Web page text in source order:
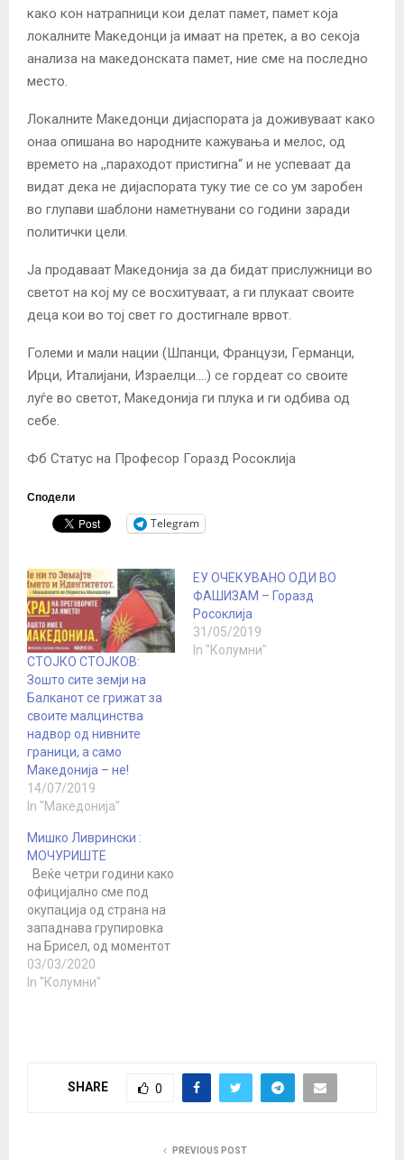
како кон натрапници кои делат памет, памет која
локалните Македонци ја имаат на претек, а во секоја
анализа на македонската памет, ние сме на последно
место.
Локалните Македонци дијаспората ја доживуваат како
онаа опишана во народните кажувања и мелос, од
времето на ,,параходот пристигна“ и не успеваат да
видат дека не дијаспората туку тие се со ум заробен
во глупави шаблони наметнувани со години заради
политички цели.
Ја продаваат Македонија за да бидат прислужници во
светот на кој му се восхитуваат, а ги плукаат своите
деца кои во тој свет го достигнале врвот.
Големи и мали нации (Шпанци, Французи, Германци,
Ирци, Италијани, Израелци….) се гордеат со своите
луѓе во светот, Македонија ги плука и ги одбива од
себе.
Фб Статус на Професор Горазд Росоклија
Сподели
Telegram
СТОЈКО СТОЈКОВ:
Зошто сите земји на
Балканот се грижат за
своите малцинства
надвор од нивните
граници, а само
Македонија – не!
14/07/2019
In "Македонија"
ЕУ ОЧЕКУВАНО ОДИ ВО
ФАШИЗАМ – Горазд
Росоклија
31/05/2019
In "Колумни"
Мишко Ливрински :
МОЧУРИШТЕ
Веќе четри години како
официјално сме под
окупација од страна на
западнава групировка
на Брисел, од моментот
кога ни ја инсталира
квислиншката власт на
благословија црпко и
03/03/2020
In "Колумни"
SHARE 0
PREVIOUS POST